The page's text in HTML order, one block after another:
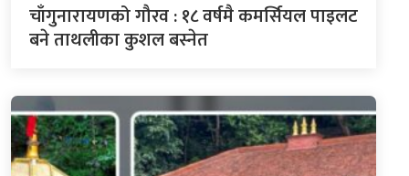
चाँगुनारायणको गौरव : १८ वर्षमै कमर्सियल पाइलट
बने ताथलीका कुशल बस्नेत